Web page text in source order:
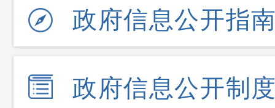
政府信息公开指
政府信息公开制